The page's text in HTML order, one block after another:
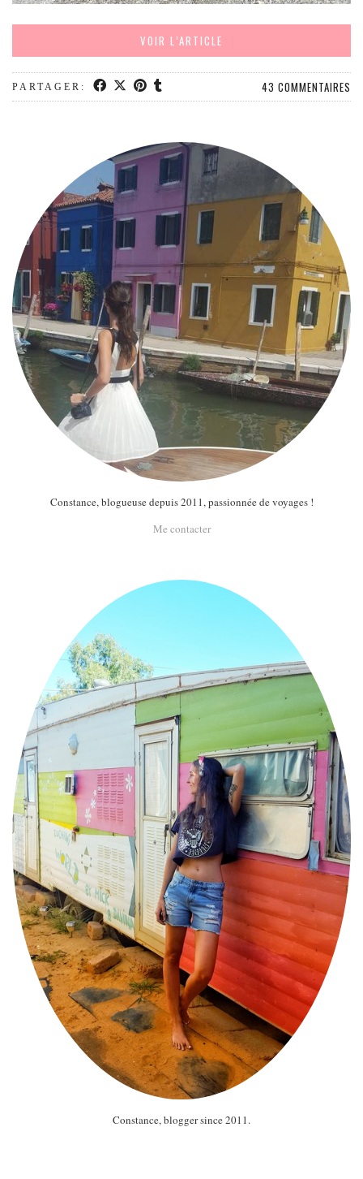
VOIR L’ARTICLE
PARTAGER: 43 COMMENTAIRES
Constance, blogueuse depuis 2011, passionnée de voyages !
Me contacter
Constance, blogger since 2011.